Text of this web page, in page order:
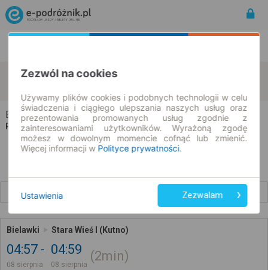
Bielawki Stara Wieś
Bielawki → Stara Wieś
Rozkład jazdy i bilety
Bielawki Stara Wieś I (Kutno)
04:57
08 sierpnia
04:59
08 sierpnia
2min
Zezwól na cookies
Używamy plików cookies i podobnych technologii w celu
świadczenia i ciągłego ulepszania naszych usług oraz
prezentowania promowanych usług zgodnie z
zainteresowaniami użytkowników. Wyrażoną zgodę
możesz w dowolnym momencie cofnąć lub zmienić.
Więcej informacji w Polityce prywatności.
Ustawienia Zezwalam